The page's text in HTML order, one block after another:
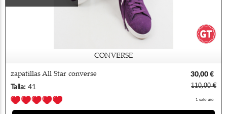
CONVERSE
zapatillas All Star converse
30,00 €
Talla: 41 110,00 €
1 solo uso